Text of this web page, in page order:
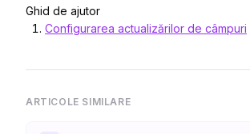
Ghid de ajutor
Configurarea actualizărilor de câmpuri
ARTICOLE SIMILARE